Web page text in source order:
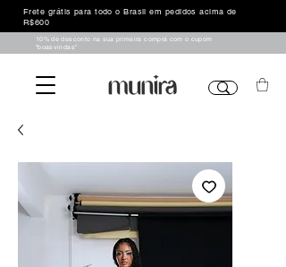
Frete grátis para todo o Brasil em pedidos acima de
R$600
10% de desconto na sua primeira compra com o cupom
"boasvindas"